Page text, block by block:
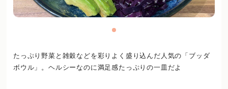
たっぷり野菜と雑穀などを彩りよく盛り込んだ人気の「ブッダ
ボウル」。ヘルシーなのに満足感たっぷりの一皿だよ